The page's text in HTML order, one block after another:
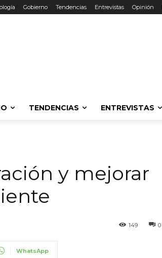
Gobierno Tendencias Entrevistas Opinión
TENDENCIAS ENTREVISTAS
y mejorar
0
149
WhatsApp